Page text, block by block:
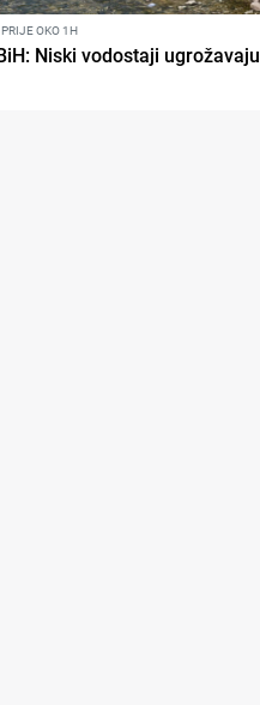
PRIJE OKO 1H
Niski vodostaji